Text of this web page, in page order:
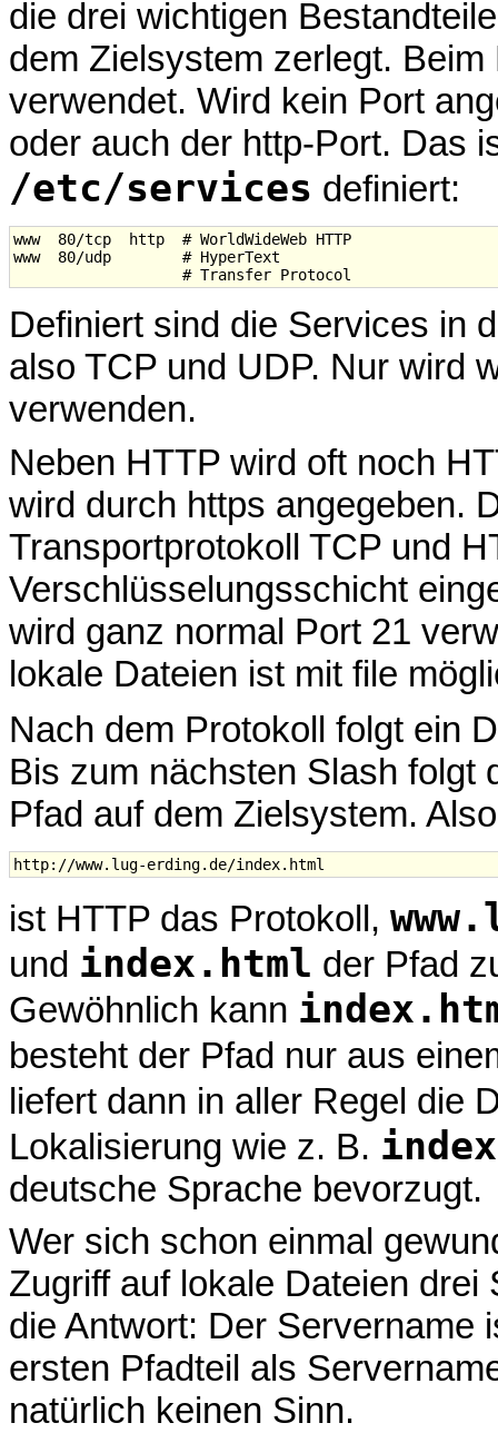
die drei wichtigen
dem Zielsystem zerlegt.
verwendet. Wird kein Port
oder auch der http-Port. Das
/etc/services definiert:
www  80/tcp  http  # WorldWideWeb HTTP
www  80/udp        # HyperText
Definiert sind die Services in
also TCP und UDP. Nur wird
verwenden.
Neben HTTP wird oft noch
wird durch https angegeben.
Transportprotokoll TCP und
Verschlüsselungsschicht
wird ganz normal Port 21
lokale Dateien ist mit file
Nach dem Protokoll folgt ein
Bis zum nächsten Slash folgt
Pfad auf dem Zielsystem.
ist HTTP das Protokoll,
und index.html der Pfad
Gewöhnlich kann
besteht der Pfad nur aus
liefert dann in aller Regel die
Lokalisierung wie z. B.
deutsche Sprache bevorzugt.
Wer sich schon einmal
Zugriff auf lokale Dateien
die Antwort: Der Servername
ersten Pfadteil als
natürlich keinen Sinn.